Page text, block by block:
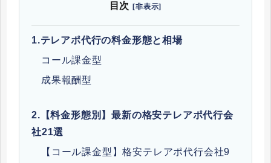
目次 [非表示]
1.テレアポ代行の料金形態と相場
コール課金型
成果報酬型
2. 【料金形態別】最新の格安テレアポ代行会
社21選
【コール課金型】格安テレアポ代行会社9